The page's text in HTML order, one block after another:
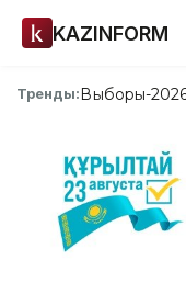
KAZINFORM
Тренды:Выборы-